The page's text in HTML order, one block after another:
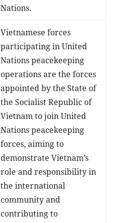
Nations.
Vietnamese forces
participating in United
Nations peacekeeping
operations are the forces
appointed by the State of
the Socialist Republic of
Vietnam to join United
Nations peacekeeping
forces, aiming to
demonstrate Vietnam’s
role and responsibility in
the international
community and
contributing to